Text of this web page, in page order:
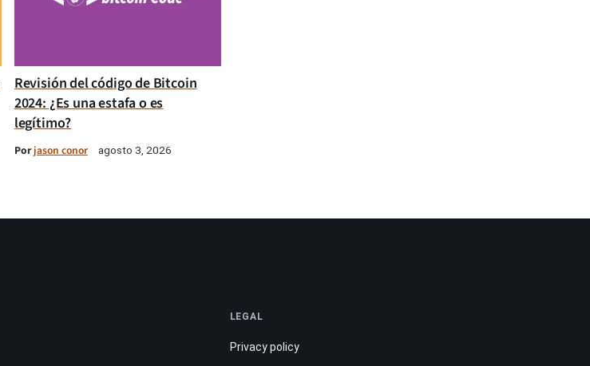
Revisión del código de Bitcoin
2024: ¿Es una estafa o es
legítimo?
Porjason conor agosto 3, 2026
LEGAL
Privacy policy